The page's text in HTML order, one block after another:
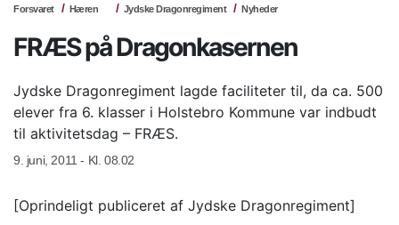
Forsvaret Hæren Jydske Dragonregiment Nyheder
FRÆS på Dragonkasernen
Jydske Dragonregiment lagde faciliteter til, da ca. 500
elever fra 6. klasser i Holstebro Kommune var indbudt
til aktivitetsdag – FRÆS.
9. juni, 2011 - Kl. 08.02
[Oprindeligt publiceret af Jydske Dragonregiment]